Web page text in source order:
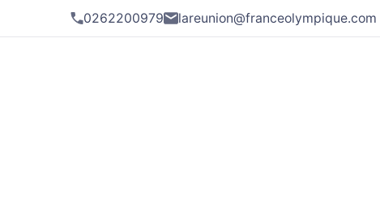
0262200979 lareunion@franceolympique.com